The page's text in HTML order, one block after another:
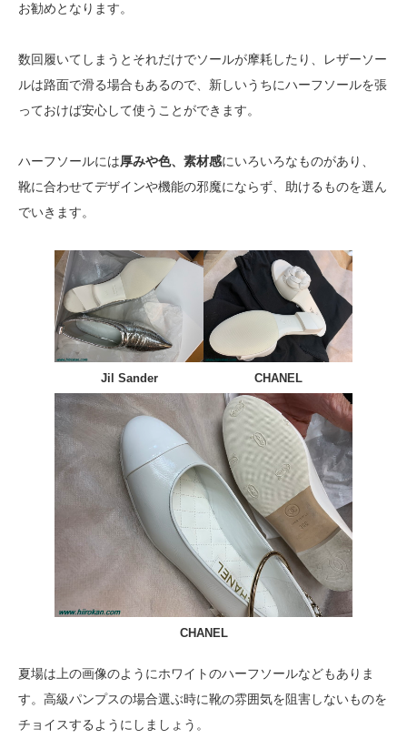
お勧めとなります。
数回履いてしまうとそれだけでソールが摩耗したり、レザーソー
ルは路面で滑る場合もあるので、新しいうちにハーフソールを張
っておけば安心して使うことができます。
ハーフソールには厚みや色、素材感にいろいろなものがあり、
靴に合わせてデザインや機能の邪魔にならず、助けるものを選ん
でいきます。
Jil Sander CHANEL
CHANEL
夏場は上の画像のようにホワイトのハーフソールなどもありま
す。高級パンプスの場合選ぶ時に靴の雰囲気を阻害しないものを
チョイスするようにしましょう。